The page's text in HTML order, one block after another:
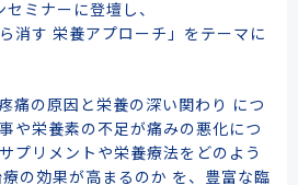
ミナーに登壇し、
消す 栄養アプローチ」をテーマに
痛の原因と栄養の深い関わり につ
や栄養素の不足が痛みの悪化につ
プリメントや栄養療法をどのよう
の効果が高まるのか を、豊富な臨